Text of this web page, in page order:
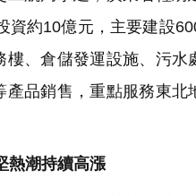
資約10億元，主要建設
樓、倉儲發運設施、污
產品銷售，重點服務東
熱潮持續高漲